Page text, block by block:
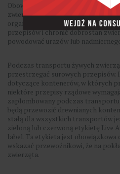
Obowiązki Każda osoba
zwierząt ma obowiązek,
organizowaniu i przeprowadzaniu
przepisów i chronić dobrostan
powodować urazów lub
Podczas transportu żywych
przestrzegać surowych przepisów.
dotyczące kontenerów, w których
niektóre przepisy rządowe
zaplombowany podczas
będą przewozić drewnianych
stałą dla wszystkich transportów
zieloną lub czerwoną etykietę Live
label. Ta etykieta jest
wskazać przewoźnikowi, że na
zwierzęta.